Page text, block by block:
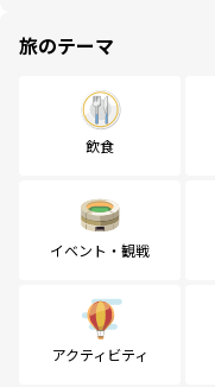
旅のテーマ
飲食
イベント・観戦
アクティビティ